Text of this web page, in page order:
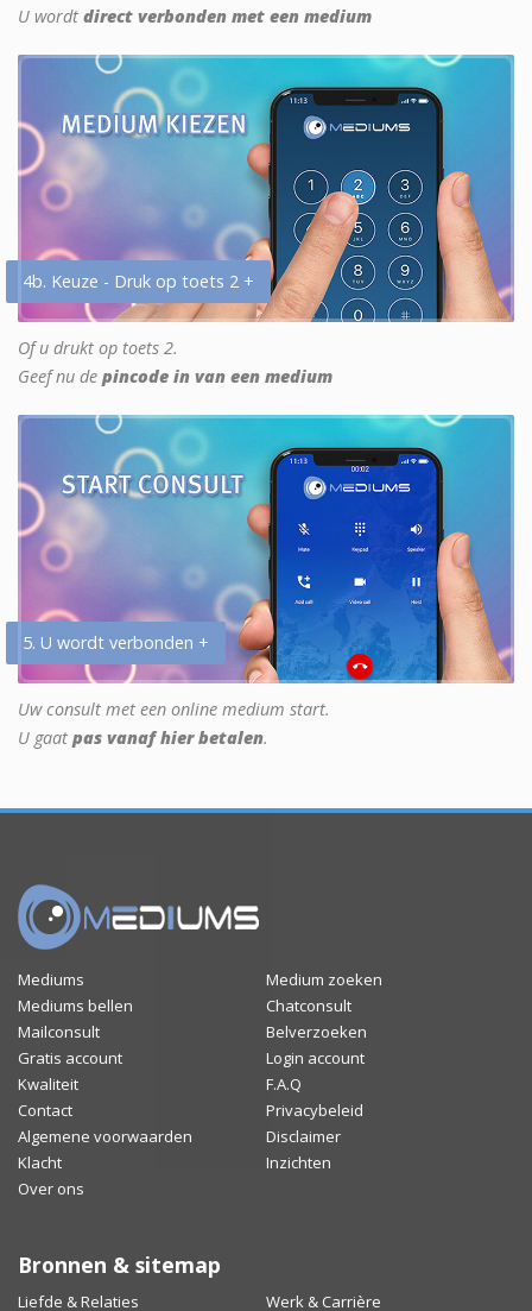
U wordt direct verbonden met een medium
4b. Keuze - Druk op toets 2 +
Of u drukt op toets 2.
Geef nu de pincode in van een medium
5. U wordt verbonden +
Uw consult met een online medium start.
U gaat pas vanaf hier betalen.
Mediums
Medium zoeken
Mediums bellen
Chatconsult
Mailconsult
Belverzoeken
Gratis account
Login account
Kwaliteit
F.A.Q
Contact
Privacybeleid
Algemene voorwaarden
Disclaimer
Klacht
Inzichten
Over ons
Bronnen & sitemap
Liefde & Relaties Werk & Carrière